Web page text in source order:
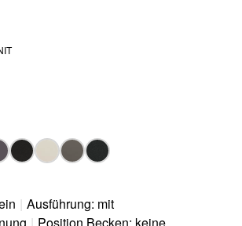
| Ausführung: mit